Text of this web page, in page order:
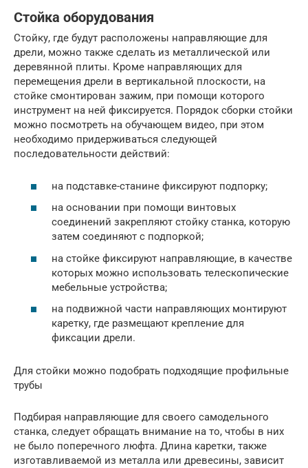
Стойка оборудования
Стойку, где будут расположены направляющие для
дрели, можно также сделать из металлической или
деревянной плиты. Кроме направляющих для
перемещения дрели в вертикальной плоскости, на
стойке смонтирован зажим, при помощи которого
инструмент на ней фиксируется. Порядок сборки стойки
можно посмотреть на обучающем видео, при этом
необходимо придерживаться следующей
последовательности действий:
на подставке-станине фиксируют подпорку;
на основании при помощи винтовых
соединений закрепляют стойку станка, которую
затем соединяют с подпоркой;
на стойке фиксируют направляющие, в качестве
которых можно использовать телескопические
мебельные устройства;
на подвижной части направляющих монтируют
каретку, где размещают крепление для
фиксации дрели.
Для стойки можно подобрать подходящие профильные
трубы
Подбирая направляющие для своего самодельного
станка, следует обращать внимание на то, чтобы в них
не было поперечного люфта. Длина каретки, также
изготавливаемой из металла или древесины, зависит